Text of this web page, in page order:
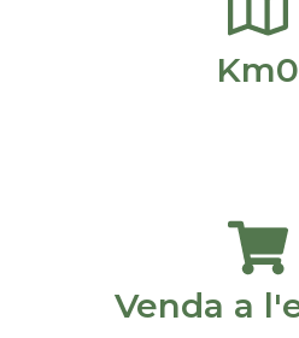
Km0
Venda a